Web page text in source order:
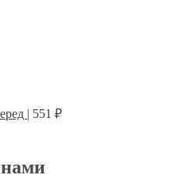
| 551 ₽
нами